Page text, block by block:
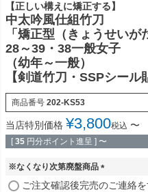
【正しい構えに矯正する】
中太吟風仕組竹刀
「矯正型（きょうせいが
28～39・38一般女子
（幼年～一般）
【剣道竹刀・SSPシール
商品番号 202-KS53
当店特別価格 ¥3,800税込 〜
[ 35 円分ポイント進呈 ] 〜
※なくなり次第廃盤商品
(
ご注文確認後完売のご連絡